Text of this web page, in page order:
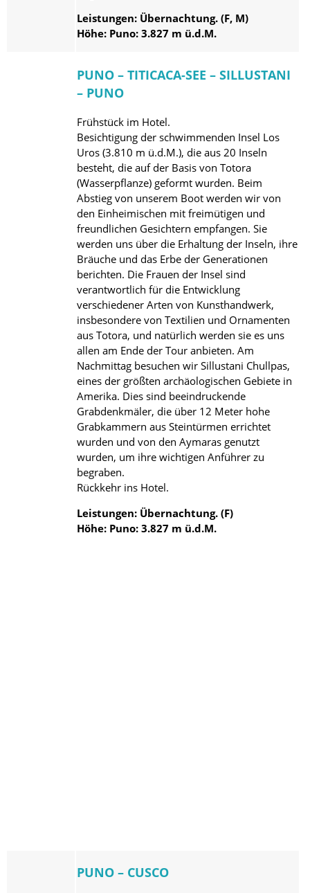
Leistungen: Übernachtung. (F, M)
Höhe: Puno: 3.827 m ü.d.M.
PUNO – TITICACA-SEE – SILLUSTANI
– PUNO
Frühstück im Hotel.
Besichtigung der schwimmenden Insel Los
Uros (3.810 m ü.d.M.), die aus 20 Inseln
besteht, die auf der Basis von Totora
(Wasserpflanze) geformt wurden. Beim
Abstieg von unserem Boot werden wir von
den Einheimischen mit freimütigen und
freundlichen Gesichtern empfangen. Sie
werden uns über die Erhaltung der Inseln, ihre
Bräuche und das Erbe der Generationen
berichten. Die Frauen der Insel sind
verantwortlich für die Entwicklung
verschiedener Arten von Kunsthandwerk,
insbesondere von Textilien und Ornamenten
aus Totora, und natürlich werden sie es uns
allen am Ende der Tour anbieten. Am
Nachmittag besuchen wir Sillustani Chullpas,
eines der größten archäologischen Gebiete in
Amerika. Dies sind beeindruckende
Grabdenkmäler, die über 12 Meter hohe
Grabkammern aus Steintürmen errichtet
wurden und von den Aymaras genutzt
wurden, um ihre wichtigen Anführer zu
begraben.
Rückkehr ins Hotel.
Leistungen: Übernachtung. (F)
Höhe: Puno: 3.827 m ü.d.M.
PUNO – CUSCO